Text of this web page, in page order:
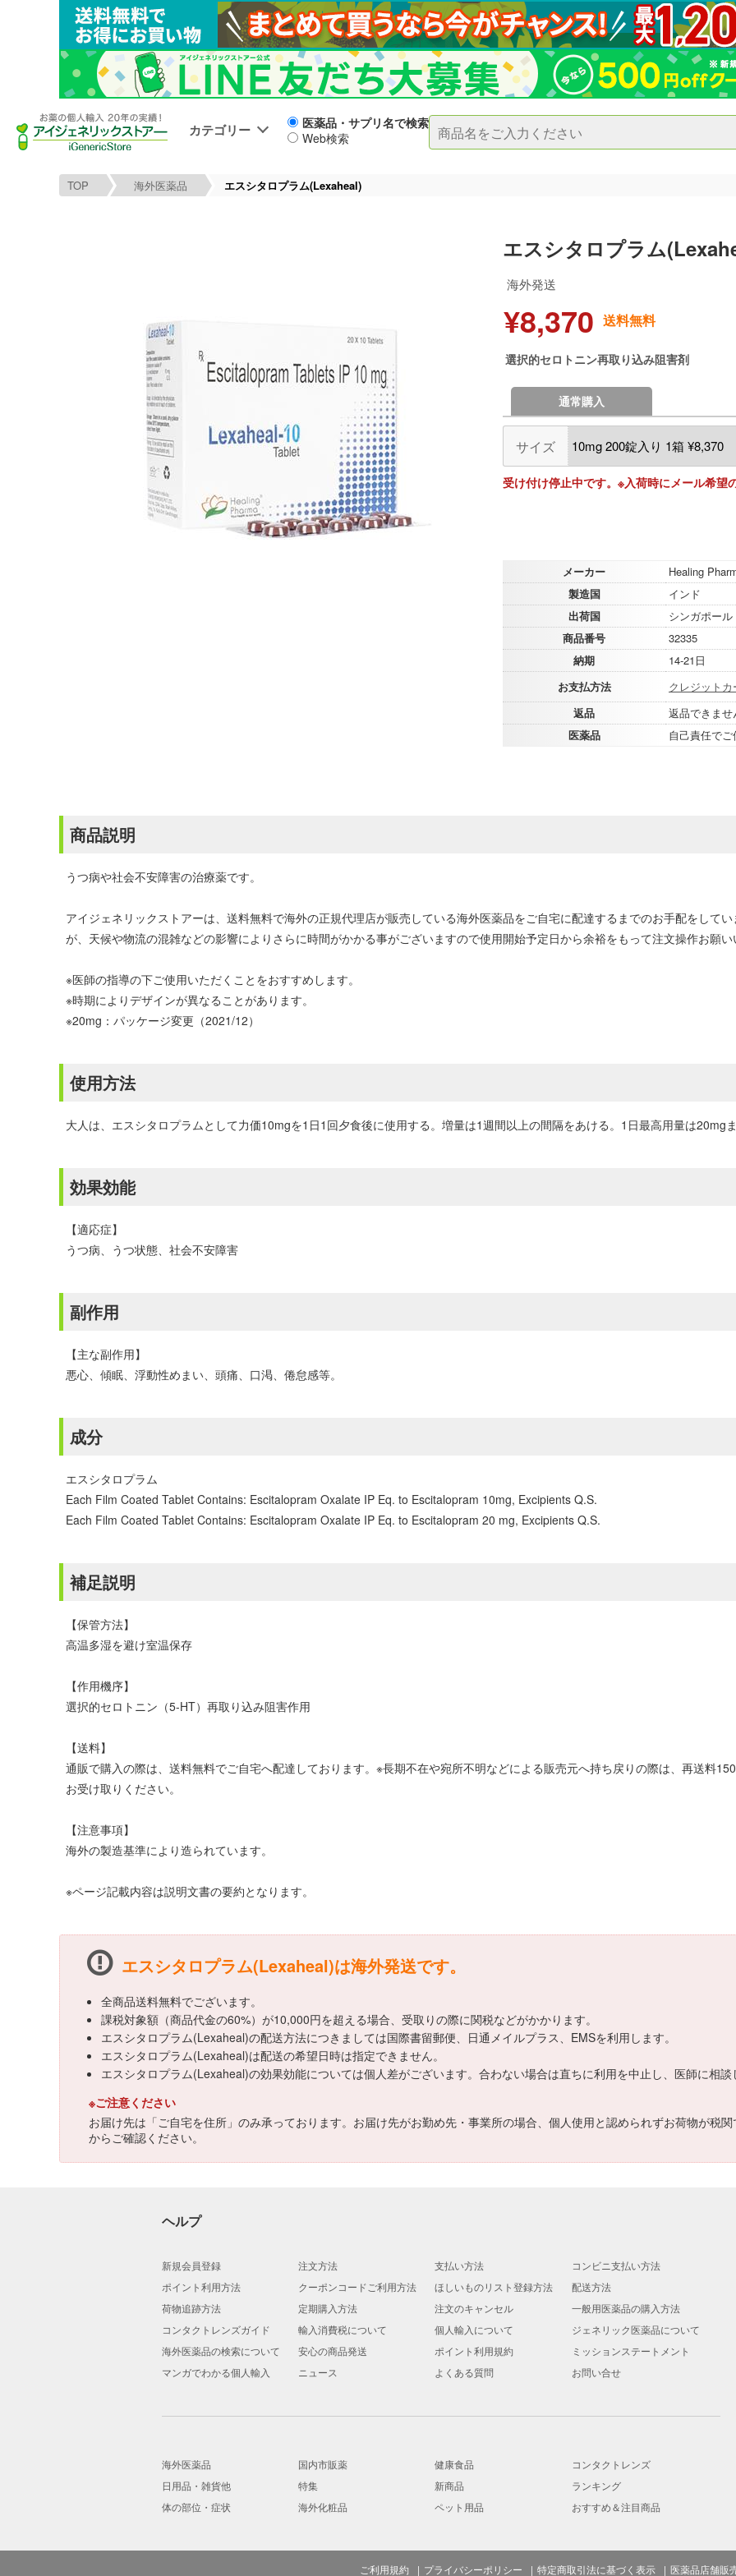
カテゴリー
医薬品・サプリ名で検索
Web検索
TOP 海外医薬品 エスシタロプラム(Lexaheal)
エスシタロプラム
海外発送
¥8,370 送料無料
選択的セロトニン再取り込み阻害剤
通常購入
サイズ
受け付け停止中です。※入荷時にメール希望
メーカー
Healing
製造国
インド
出荷国
シンガポール
商品番号
32335
納期
14-21日
お支払方法
クレジットカ
返品
返品できま
医薬品
自己責任で
商品説明
うつ病や社会不安障害の治療薬です。
アイジェネリックストアーは、送料無料で海外の正規代理店が販売している海外医薬品をご自宅に配達するまでのお手配をして
が、天候や物流の混雑などの影響によりさらに時間がかかる事がございますので使用開始予定日から余裕をもって注文操作お願
※医師の指導の下ご使用いただくことをおすすめします。
※時期によりデザインが異なることがあります。
※20mg：パッケージ変更（2021/12）
使用方法
大人は、エスシタロプラムとして力価10mgを1日1回夕食後に使用する。増量は1週間以上の間隔をあける。1日最高用量は20mg
効果効能
【適応症】
うつ病、うつ状態、社会不安障害
副作用
【主な副作用】
悪心、傾眠、浮動性めまい、頭痛、口渇、倦怠感等。
成分
エスシタロプラム
Each Film Coated Tablet Contains: Escitalopram Oxalate IP Eq. to Escitalopram 10mg, Excipients Q.S.
Each Film Coated Tablet Contains: Escitalopram Oxalate IP Eq. to Escitalopram 20 mg, Excipients Q.S.
補足説明
【保管方法】
高温多湿を避け室温保存
【作用機序】
選択的セロトニン（5-HT）再取り込み阻害作用
【送料】
通販で購入の際は、送料無料でご自宅へ配達しております。※長期不在や宛所不明などによる販売元へ持ち戻りの際は、再送料
お受け取りください。
【注意事項】
海外の製造基準により造られています。
※ページ記載内容は説明文書の要約となります。
エスシタロプラム(Lexaheal)は海外発送です。
全商品送料無料でございます。
課税対象額（商品代金の60%）が10,000円を超える場合、受取りの際に関税などがかかります。
エスシタロプラム(Lexaheal)の配送方法につきましては国際書留郵便、日通メイルプラス、EMSを利用します。
エスシタロプラム(Lexaheal)は配送の希望日時は指定できません。
エスシタロプラム(Lexaheal)の効果効能については個人差がございます。合わない場合は直ちに利用を中止し、医師に相
※ご注意ください
お届け先は「ご自宅を住所」のみ承っております。お届け先がお勤め先・事業所の場合、個人使用と認められずお荷物が税
からご確認ください。
ヘルプ
新規会員登録 注文方法 支払い方法
コンビニ支払い方法
ポイント利用方法
クーポンコードご利用方法 ほしいものリスト登録方法
配送方法
荷物追跡方法
定期購入方法 注文のキャンセル
一般用医薬品の購入方法
コンタクトレンズガイド
輸入消費税について 個人輸入について
ジェネリック医薬品について
海外医薬品の検索について
安心の商品発送 ポイント利用規約
ミッションステートメント
マンガでわかる個人輸入
ニュース よくある質問 お問い合せ
海外医薬品 国内市販薬 健康食品
コンタクトレンズ
日用品・雑貨他
特集 新商品
ランキング
体の部位・症状
海外化粧品 ペット用品 おすすめ＆注目商品
ご利用規約 プライバシーポリシー 特定商取引法に基づく表示 医薬品店舗販